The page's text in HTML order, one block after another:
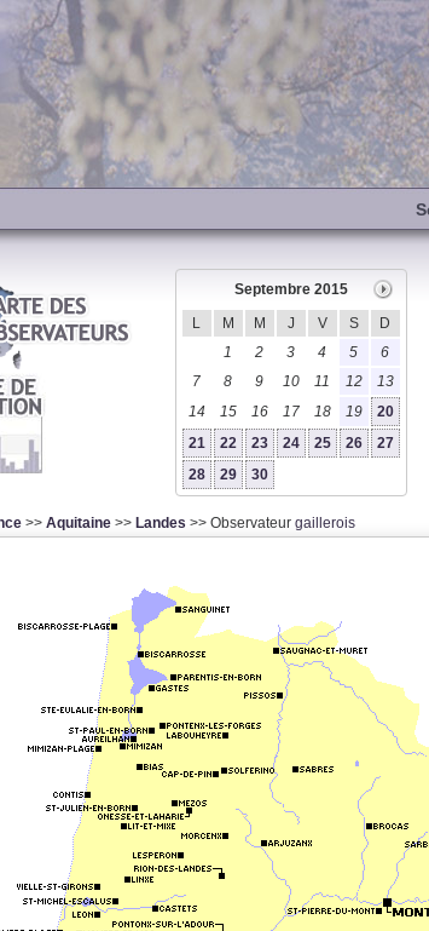
Septembre 2015
L
M M J V S
D
1
2 3 4 5
6
7
8 9 10 11 12
13
14
15 16 17 18 19
20
21
22 23 24 25 26
27
28
29 30
>> Aquitaine>> Landes >> Observateur gaillerois